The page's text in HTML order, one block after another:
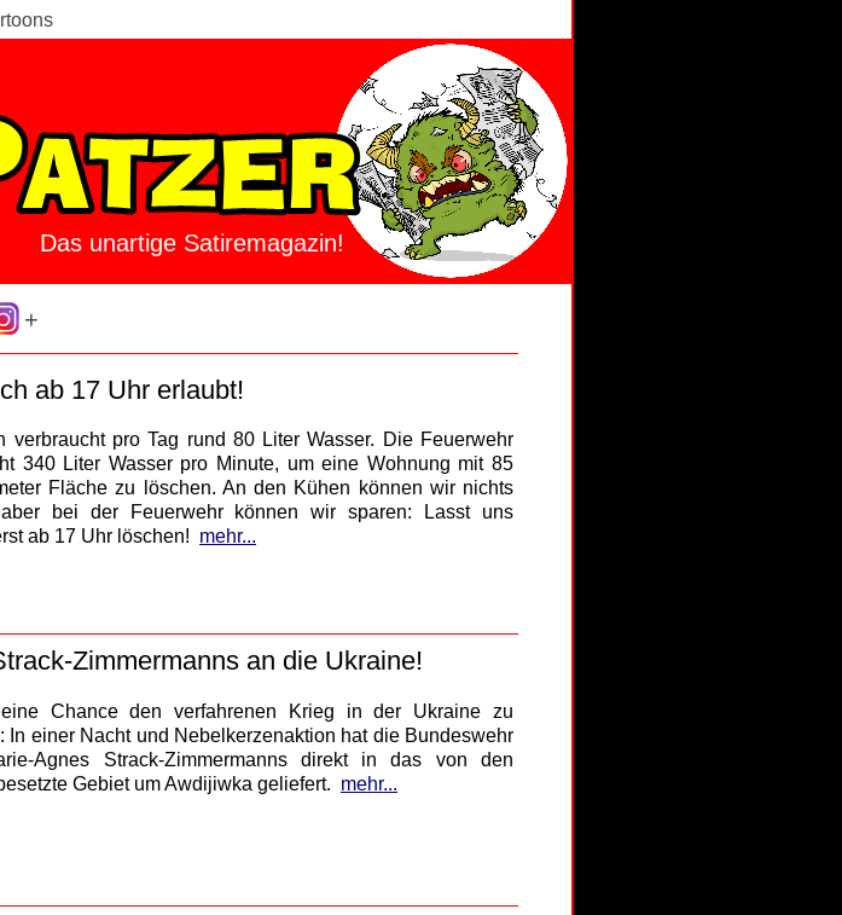
Das unartige Satiremagazin!
+
ab 17 Uhr erlaubt!
verbraucht pro Tag rund 80 Liter Wasser. Die Feuerwehr
340 Liter Wasser pro Minute, um eine Wohnung mit 85
Fläche zu löschen. An den Kühen können wir nichts
bei der Feuerwehr können wir sparen: Lasst uns
ab 17 Uhr löschen! mehr...
Zimmermanns an die Ukraine!
Chance den verfahrenen Krieg in der Ukraine zu
In einer Nacht und Nebelkerzenaktion hat die Bundeswehr
Agnes Strack-Zimmermanns direkt in das von den
Gebiet um Awdijiwka geliefert. mehr...